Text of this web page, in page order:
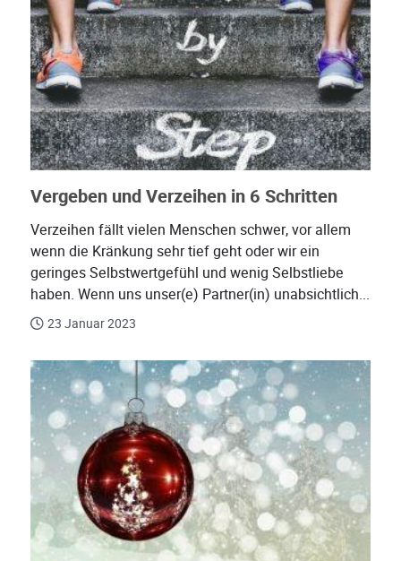
Vergeben und Verzeihen in 6 Schritten
Verzeihen fällt vielen Menschen schwer, vor allem
wenn die Kränkung sehr tief geht oder wir ein
geringes Selbstwertgefühl und wenig Selbstliebe
haben. Wenn uns unser(e) Partner(in) unabsichtlich...
23 Januar 2023